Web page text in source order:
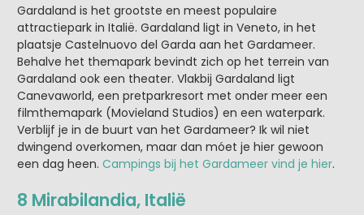
Gardaland is het grootste en meest populaire
attractiepark in Italië. Gardaland ligt in Veneto, in het
plaatsje Castelnuovo del Garda aan het Gardameer.
Behalve het themapark bevindt zich op het terrein van
Gardaland ook een theater. Vlakbij Gardaland ligt
Canevaworld, een pretparkresort met onder meer een
filmthemapark (Movieland Studios) en een waterpark.
Verblijf je in de buurt van het Gardameer? Ik wil niet
dwingend overkomen, maar dan móet je hier gewoon
een dag heen. Campings bij het Gardameer vind je hier.
8 Mirabilandia, Italië